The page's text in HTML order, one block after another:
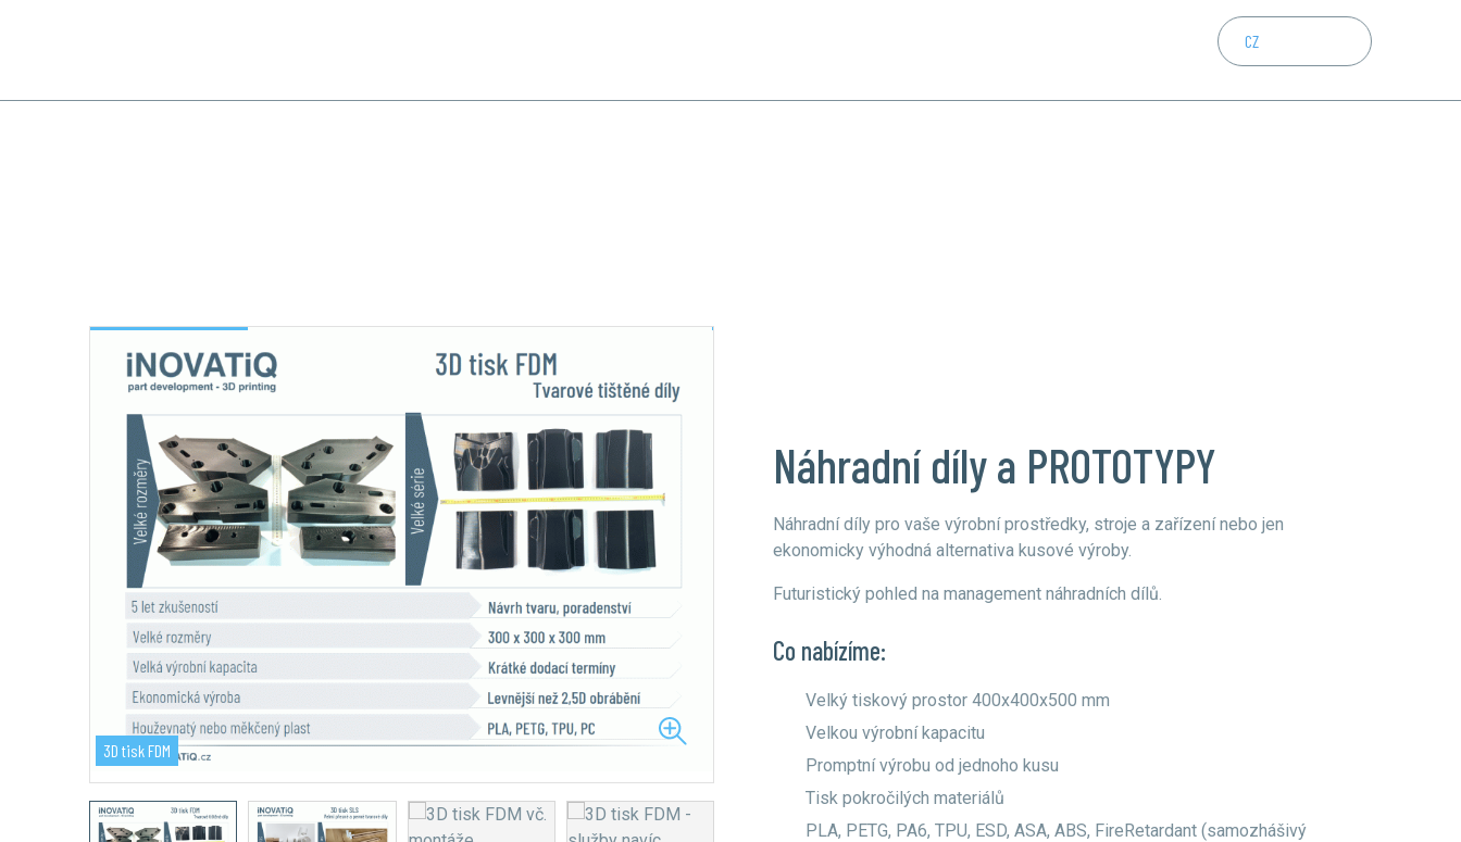
CZ
3D tisk FDM
Náhradní díly a PROTOTYPY
Náhradní díly pro vaše výrobní prostředky, stroje a zařízení nebo jen
ekonomicky výhodná alternativa kusové výroby.
Futuristický pohled na management náhradních dílů.
Co nabízíme:
Velký tiskový prostor 400x400x500 mm
Velkou výrobní kapacitu
Promptní výrobu od jednoho kusu
Tisk pokročilých materiálů
PLA, PETG, PA6, TPU, ESD, ASA, ABS, FireRetardant (samozhášivý